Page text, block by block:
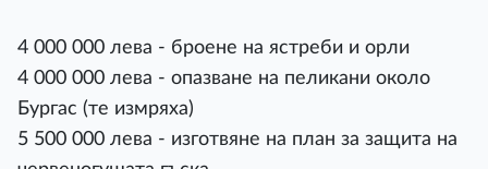
4 000 000 лева - броене на ястреби и орли
4 000 000 лева - опазване на пеликани около
Бургас (те измряха)
5 500 000 лева - изготвяне на план за защита на